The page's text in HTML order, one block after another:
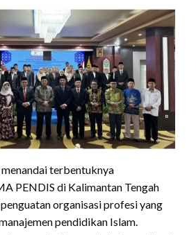
terbentuknya
PENDIS di Kalimantan Tengah
organisasi profesi yang
pendidikan Islam.